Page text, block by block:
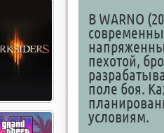
В WARNO
пехотой,
поле боя.
условиям.